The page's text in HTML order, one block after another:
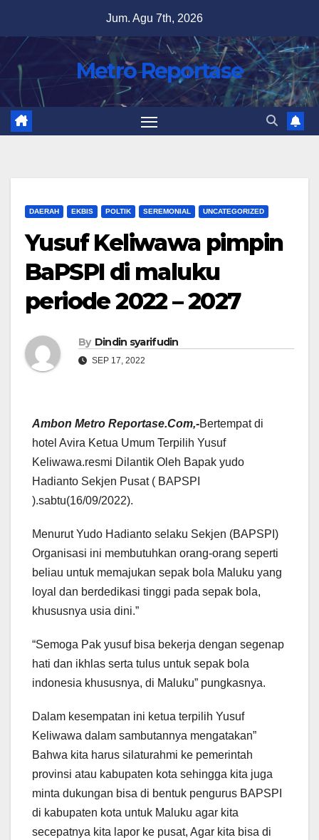
content
Jum. Agu 7th, 2026
Metro Reportase
DAERAH EKBIS POLTIK SEREMONIAL UNCATEGORIZED
Yusuf Keliwawa pimpin
BaPSPI di maluku
periode 2022 – 2027
By Dindin syarifudin
SEP 17, 2022
Ambon Metro Reportase.Com,-Bertempat di
hotel Avira Ketua Umum Terpilih Yusuf
Keliwawa.resmi Dilantik Oleh Bapak yudo
Hadianto Sekjen Pusat ( BAPSPI
).sabtu(16/09/2022).
Menurut Yudo Hadianto selaku Sekjen (BAPSPI)
Organisasi ini membutuhkan orang-orang seperti
beliau untuk memajukan sepak bola Maluku yang
loyal dan berdedikasi tinggi pada sepak bola,
khususnya usia dini.”
“Semoga Pak yusuf bisa bekerja dengan segenap
hati dan ikhlas serta tulus untuk sepak bola
indonesia khususnya, di Maluku” pungkasnya.
Dalam kesempatan ini ketua terpilih Yusuf
Keliwawa dalam sambutannya mengatakan”
Bahwa kita harus silaturahmi ke pemerintah
provinsi atau kabupaten kota sehingga kita juga
minta dukungan bisa di bentuk pengurus BAPSPI
di kabupaten kota untuk Maluku agar kita
secepatnya kita lapor ke pusat, Agar kita bisa di